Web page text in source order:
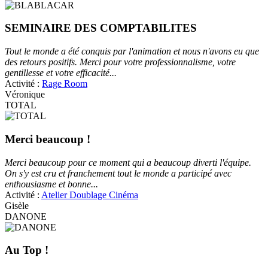
SEMINAIRE DES COMPTABILITES
Tout le monde a été conquis par l'animation et nous n'avons eu que
des retours positifs. Merci pour votre professionnalisme, votre
gentillesse et votre efficacité...
Activité : Rage Room
Véronique
TOTAL
Merci beaucoup !
Merci beaucoup pour ce moment qui a beaucoup diverti l'équipe.
On s'y est cru et franchement tout le monde a participé avec
enthousiasme et bonne...
Activité : Atelier Doublage Cinéma
Gisèle
DANONE
Au Top !